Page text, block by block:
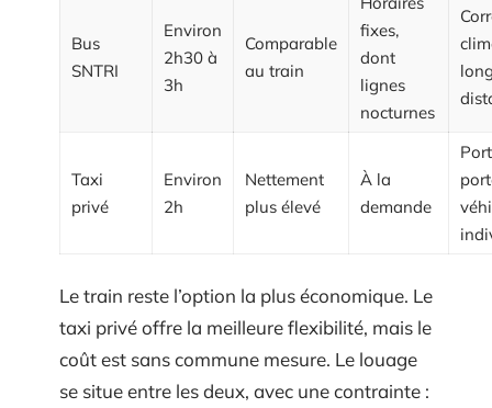
Bus
SNTRI
Environ
2h30 à
3h
Comparable
au train
fixes,
dont
lignes
nocturnes
Taxi
privé
Environ
2h
Nettement
plus élevé
À la
demande
Le train reste l’option la plus économique. Le
taxi privé offre la meilleure flexibilité, mais le
coût est sans commune mesure. Le louage
se situe entre les deux, avec une contrainte :